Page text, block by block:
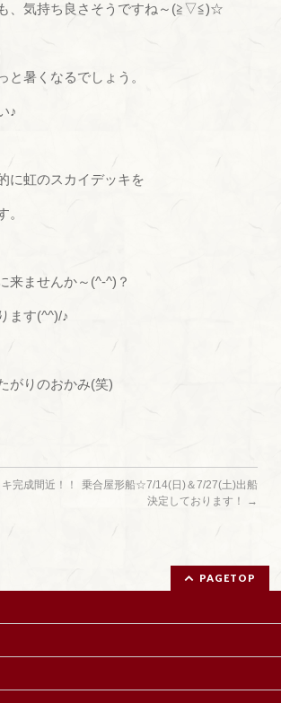
、気持ち良さそうですね～(≧▽≦)☆
と暑くなるでしょう。
♪
に虹のスカイデッキを
。
来ませんか～(^-^)？
ます(^^)/♪
りのおかみ(笑)
完成間近！！
乗合屋形船☆7/14(日)＆7/27(土)出船
決定しております！
→
PAGETOP